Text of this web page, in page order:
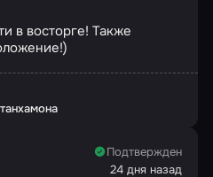
в восторге! Также
Подтвержден
24 дня назад